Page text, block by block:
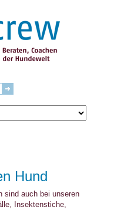
Hund
sind auch bei unseren
Insektenstiche,